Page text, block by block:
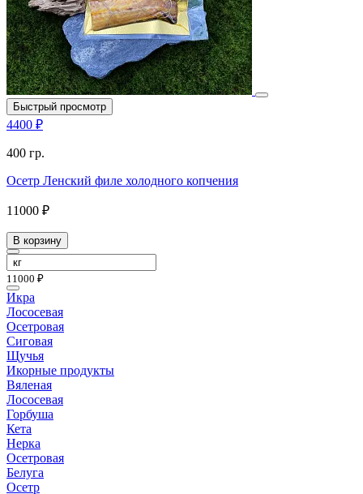
Быстрый просмотр
4400 ₽
400 гр.
Осетр Ленский филе холодного копчения
11000 ₽
В корзину
11000 ₽
Икра
Лососевая
Осетровая
Сиговая
Щучья
Икорные продукты
Вяленая
Лососевая
Горбуша
Кета
Нерка
Осетровая
Белуга
Осетр